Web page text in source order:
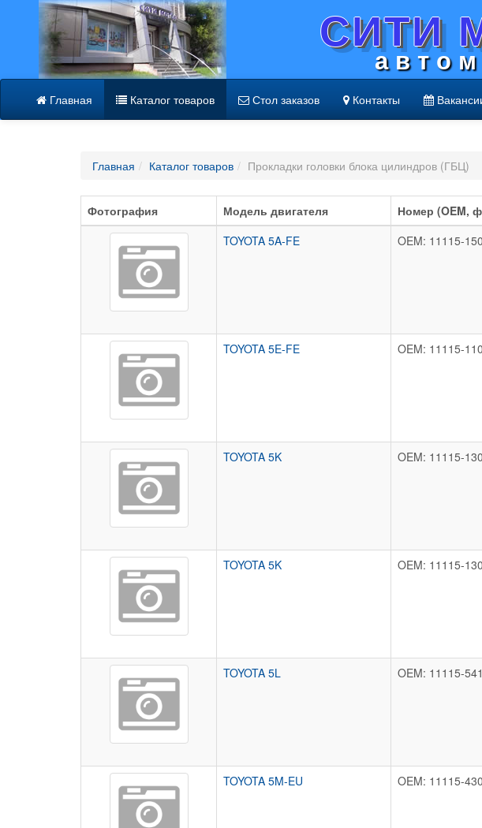
СИТИ
а в т о м
Главная Каталог товаров Стол заказов Контакты
Главная Каталог товаров Прокладки головки блока цилиндров (ГБЦ)
Фотография Модель двигателя Номер (OEM,
TOYOTA 5A-FE OEM: 11115-
TOYOTA 5E-FE OEM: 11115-
TOYOTA 5K OEM: 11115-
TOYOTA 5K OEM: 11115-
TOYOTA 5L OEM: 11115-
TOYOTA 5M-EU OEM: 11115-